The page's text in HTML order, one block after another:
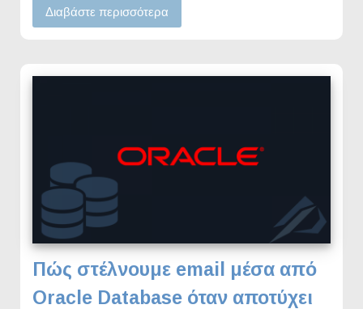
Διαβάστε περισσότερα
Πώς στέλνουμε email μέσα από
Oracle Database όταν αποτύχει